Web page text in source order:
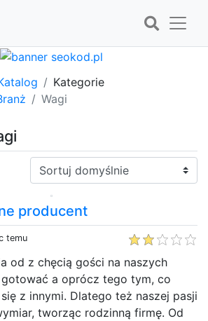
Kategorie
Wagi
Sortuj:
producent
temu
od z chęcią gości na naszych
gotować a oprócz tego tym, co
z innymi. Dlatego też naszej pasji
tworząc rodzinną firmę. Od